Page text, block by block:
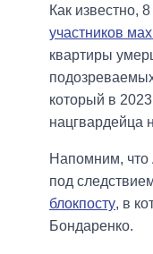
Как известно,
участников
квартиры
который в
нацгвардейца
Напомним, что
под
блокпосту, в
Бондаренко.